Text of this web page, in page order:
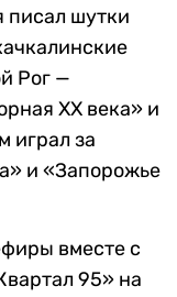
писал шутки
Рог —
XX века» и
играл за
и «Запорожье
вместе с
95» на